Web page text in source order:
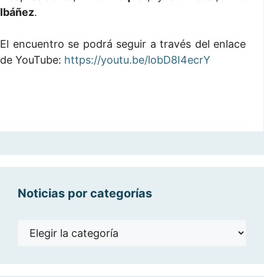
Ibáñez.
El encuentro se podrá seguir a través del enlace
de YouTube: https://youtu.be/lobD8I4ecrY
Noticias por categorías
Noticias